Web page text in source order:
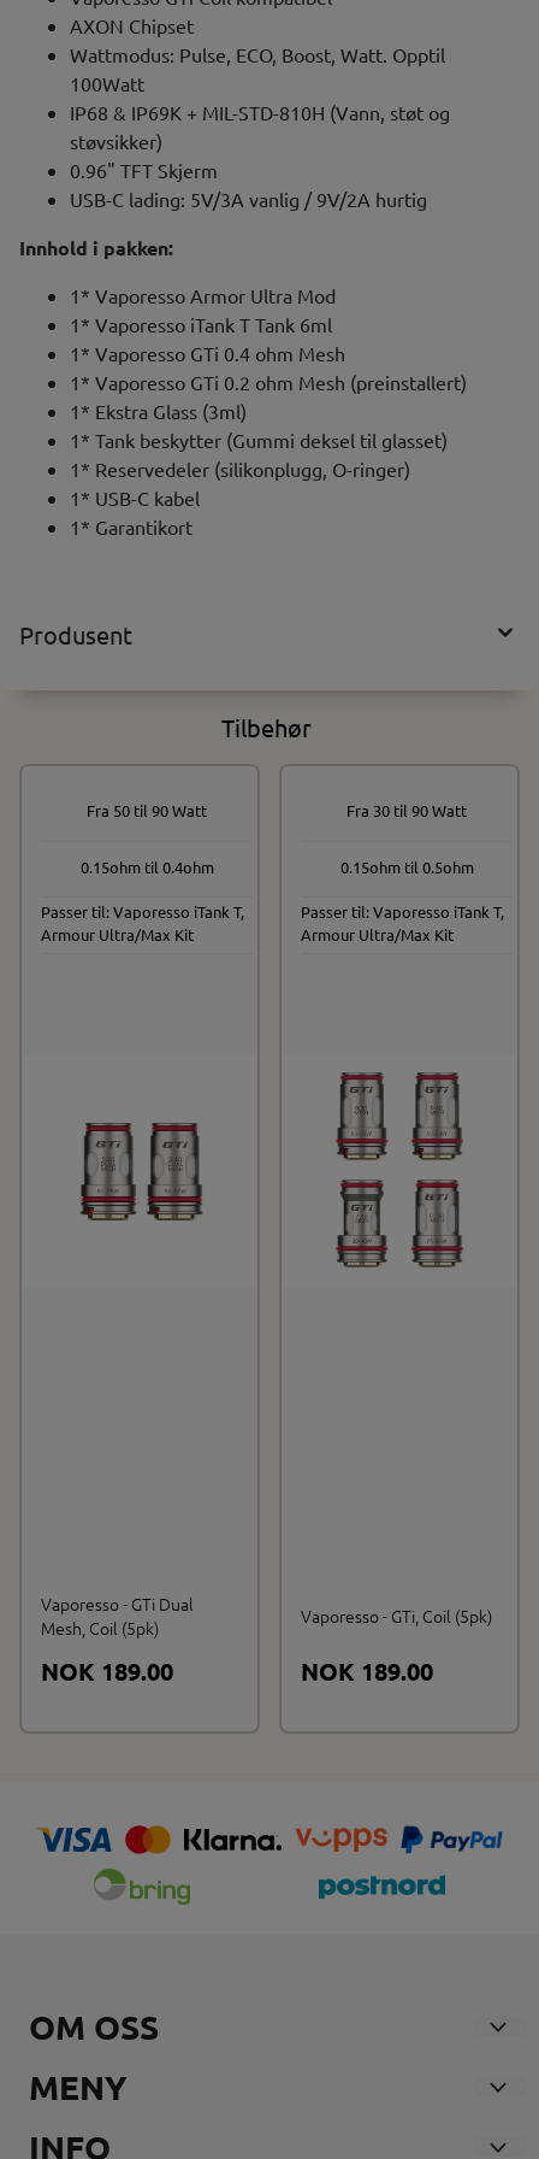
AXON Chipset
Wattmodus: Pulse, ECO, Boost, Watt. Opptil
100Watt
IP68 & IP69K + MIL-STD-810H (Vann, støt og
støvsikker)
0.96" TFT Skjerm
USB-C lading: 5V/3A vanlig / 9V/2A hurtig
Innhold i pakken:
1* Vaporesso Armor Ultra Mod
1* Vaporesso iTank T Tank 6ml
1* Vaporesso GTi 0.4 ohm Mesh
1* Vaporesso GTi 0.2 ohm Mesh (preinstallert)
1* Ekstra Glass (3ml)
1* Tank beskytter (Gummi deksel til glasset)
1* Reservedeler (silikonplugg, O-ringer)
1* USB-C kabel
1* Garantikort
Produsent
Tilbehør
Vaporesso - GTi Dual
Mesh, Coil (5pk)
NOK 189.00
Fra 50 til 90 Watt
0.15ohm til 0.4ohm
Passer til: Vaporesso iTank T,
Armour Ultra/Max Kit
Vaporesso - GTi, Coil (5pk)
NOK 189.00
Fra 30 til 90 Watt
0.15ohm til 0.5ohm
Passer til: Vaporesso iTank T,
Armour Ultra/Max Kit
OM OSS
Nosmoke AS
MENY
Våre Butikker
INFO